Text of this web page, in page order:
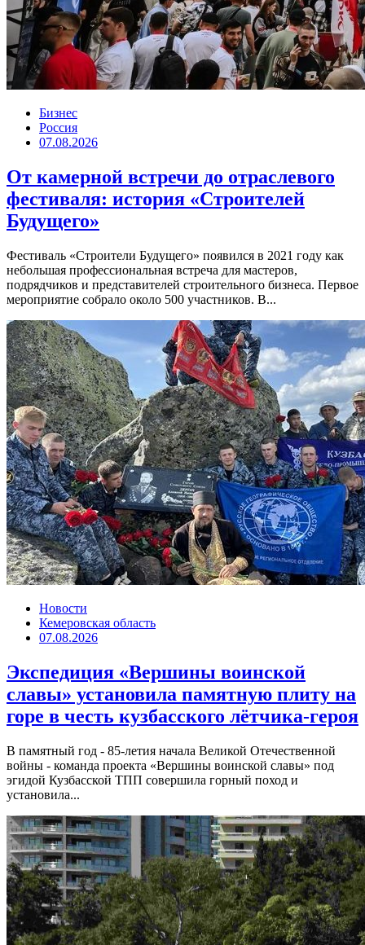
Бизнес
Россия
07.08.2026
От камерной встречи до отраслевого
фестиваля: история «Строителей
Будущего»
Фестиваль «Строители Будущего» появился в 2021 году как
небольшая профессиональная встреча для мастеров,
подрядчиков и представителей строительного бизнеса. Первое
мероприятие собрало около 500 участников. В...
Новости
Кемеровская область
07.08.2026
Экспедиция «Вершины воинской
славы» установила памятную плиту на
горе в честь кузбасского лётчика-героя
В памятный год - 85-летия начала Великой Отечественной
войны - команда проекта «Вершины воинской славы» под
эгидой Кузбасской ТПП совершила горный поход и
установила...